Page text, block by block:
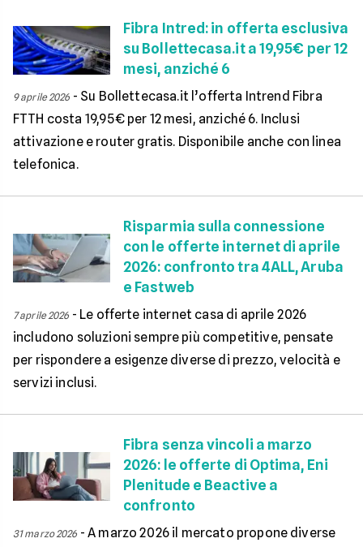
Fibra Intred: in offerta esclusiva
su Bollettecasa.it a 19,95€ per 12
mesi, anziché 6
9 aprile 2026 - Su Bollettecasa.it l’offerta Intrend Fibra
FTTH costa 19,95€ per 12 mesi, anziché 6. Inclusi
attivazione e router gratis. Disponibile anche con linea
telefonica.
Risparmia sulla connessione
con le offerte internet di aprile
2026: confronto tra 4ALL, Aruba
e Fastweb
7 aprile 2026 - Le offerte internet casa di aprile 2026
includono soluzioni sempre più competitive, pensate
per rispondere a esigenze diverse di prezzo, velocità e
servizi inclusi.
Fibra senza vincoli a marzo
2026: le offerte di Optima, Eni
Plenitude e Beactive a
confronto
31 marzo 2026 -A marzo 2026 il mercato propone diverse